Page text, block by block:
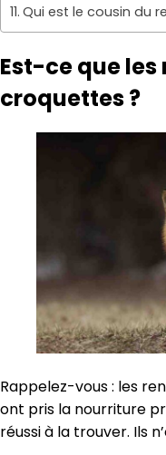
Qui est le cousin du
Est-ce que
croquettes ?
Rappelez-vous : les
ont pris la nourriture
réussi à la trouver. Ils